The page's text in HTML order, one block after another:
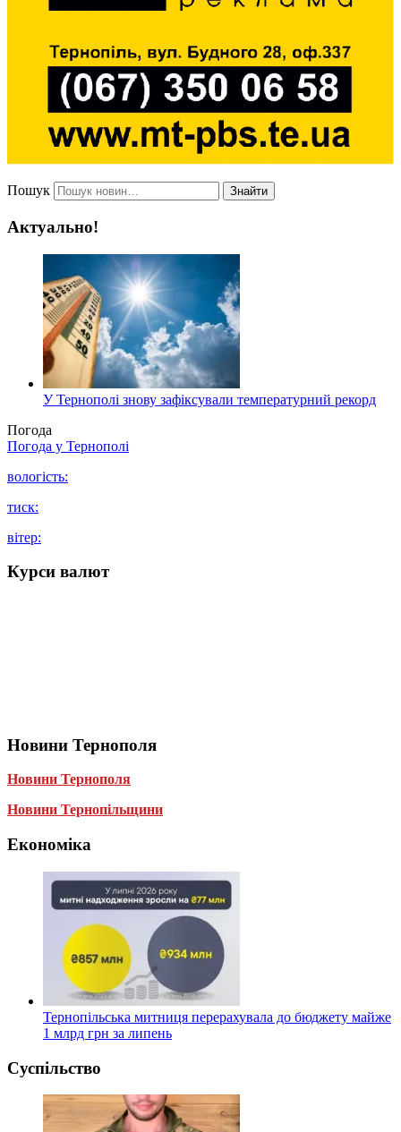
Пошук Знайти
Актуально!
У Тернополі знову зафіксували температурний рекорд
Погода
Погода у Тернополі
вологість:
тиск:
вітер:
Курси валют
Новини Тернополя
Новини Тернополя
Новини Тернопільщини
Економіка
Тернопільська митниця перерахувала до бюджету майже
1 млрд грн за липень
Суспільство